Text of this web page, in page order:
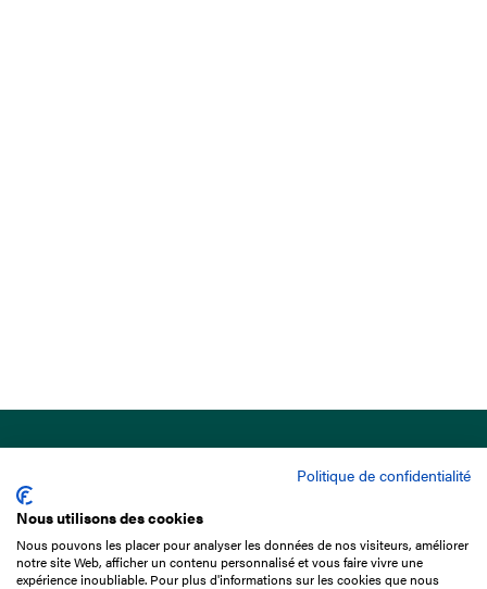
15 Boulevard de Douaumont
75017 Paris
Politique de confidentialité
Nous utilisons des cookies
Nous pouvons les placer pour analyser les données de nos visiteurs, améliorer
notre site Web, afficher un contenu personnalisé et vous faire vivre une
expérience inoubliable. Pour plus d'informations sur les cookies que nous